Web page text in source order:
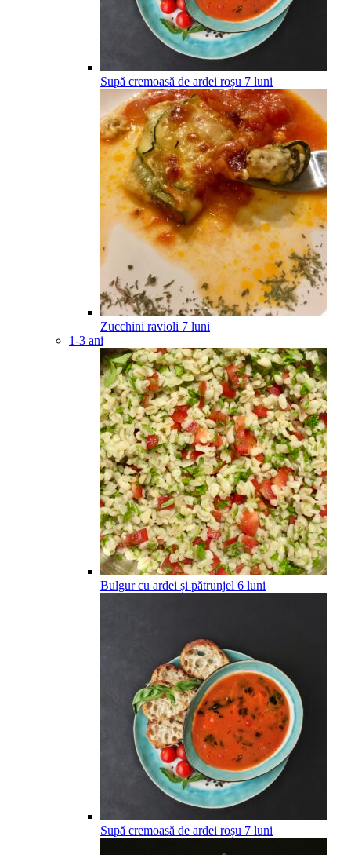
Supă cremoasă de ardei roșu 7 luni
Zucchini ravioli 7 luni
1-3 ani
Bulgur cu ardei și pătrunjel 6 luni
Supă cremoasă de ardei roșu 7 luni